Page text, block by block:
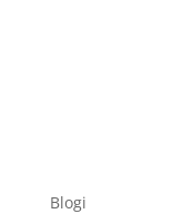
Blogi